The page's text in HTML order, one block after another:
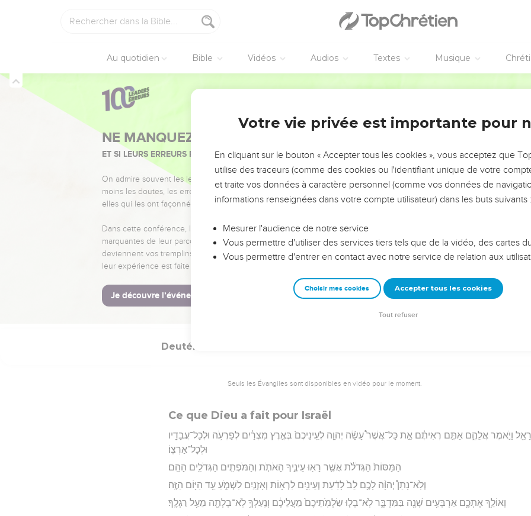
Au quotidien Bible Vidéos Audios Textes Musique
וְהִפְלָ֤א יְהוָה֙ אֶת־מַכֹּ֣תְךָ֔ וְאֵ֖ת מַכּ֣וֹת זַרְעֶ֑ךָ מַכּ֤וֹת גְּדֹלוֹת֙ וְנֶ֣אֱמָנ֔וֹת וָחֳלָיִ֥ם רָעִ֖ים וְנֶאֱמָנִֽים׃
וְנִסַּחְתֶּם֙ מֵעַ֣ל הָֽאֲדָמָ֔ה אֲשֶׁר־אַתָּ֥ה בָא־שָׁ֖מָּה לְרִשְׁתָּֽהּ׃
מִקְצֵ֥ה הָאָ֖רֶץ וְעַד־קְצֵ֣ה הָאָ֑רֶץ וְעָבַ֨דְתָּ שָּׁ֜ם אֱלֹהִ֣ים אֲחֵרִ֗ים אֲשֶׁ֧ר לֹא־יָדַ֛עְתָּ אַתָּ֥ה וַאֲבֹתֶ֖יךָ עֵ֥ץ וָאָֽבֶן׃
וּבַגּוֹיִ֤ם הָהֵם֙ לֹ֣א תַרְגִּ֔יעַ וְלֹא־יִהְיֶ֥ה מָנ֖וֹחַ לְכַף־רַגְלֶ֑ךָ וְנָתַן֩ יְהוָ֨ה לְךָ֥ שָׁם֙ לֵ֣ב רַגָּ֔ז וְכִלְי֥וֹן עֵינַ֖יִם וְדַֽאֲב֥וֹן נָֽפֶשׁ׃
וְהָי֣וּ חַיֶּ֔יךָ תְּלֻאִ֥ים לְךָ֖ מִנֶּ֑גֶד וּפָֽחַדְתָּ֙ לַ֣יְלָה וְיוֹמָ֔ם וְלֹ֥א תַאֲמִ֖ין בְּחַיֶּֽיךָ׃
מִֽי־יִתֵּ֣ן עֶ֔רֶב וּבָעֶ֥רֶב תֹּאמַ֖ר מִֽי־יִתֵּ֣ן בֹּ֑קֶר מִפַּ֤חַד לְבָֽבְךָ֙ אֲשֶׁ֣ר תִּפְחָ֔ד וּמִמַּרְאֵ֥ה עֵינֶ֖יךָ אֲשֶׁ֥ר תִּרְאֶֽה׃
בָּאֳנִיּוֹת֒ בַּדֶּ֙רֶךְ֙ אֲשֶׁ֣ר אָמַ֣רְתִּֽי לְךָ֔ לֹא־תֹסִ֥יף ע֖וֹד לִרְאֹתָ֑הּ וְהִתְמַכַּרְתֶּ֨ם שָׁ֧ם לְאֹיְבֶ֛יךָ לַעֲבָדִ֥ים וְלִשְׁפָח֖וֹת
DERNIER DISCOURS DE MOÏSE
אֲ‍ֽשֶׁר־צִוָּ֧ה יְהוָ֣ה אֶת־מֹשֶׁ֗ה לִכְרֹ֛ת אֶת־בְּנֵ֥י יִשְׂרָאֵ֖ל בְּאֶ֣רֶץ מוֹאָ֑ב מִלְּבַ֣ד הַבְּרִ֔ית אֲשֶׁר־כָּרַ֥ת אִתָּ֖ם בְּחֹרֵֽב׃
Hébreu : © Westminster Leningrad Codex - tanach.us --- Grec : © 2010 by the Society of Biblical Literature and
Deutéronome
Seuls les Évangiles sont disponibles en vidéo pour le moment.
Ce que Dieu a fait pour Israël
וַיֹּ֣אמֶר אֲלֵהֶ֑ם אַתֶּ֣ם רְאִיתֶ֗ם אֵ֣ת כָּל־אֲשֶׁר֩ עָשָׂ֨ה יְהוָ֤ה לְעֵֽינֵיכֶם֙ בְּאֶ֣רֶץ מִצְרַ֔יִם לְפַרְעֹ֥ה וּלְכָל־עֲבָדָ֖יו
וּלְכָל־אַרְצֽוֹ׃
הַמַּסּוֹת֙ הַגְּדֹלֹ֔ת אֲשֶׁ֥ר רָא֖וּ עֵינֶ֑יךָ הָאֹתֹ֧ת וְהַמֹּפְתִ֛ים הַגְּדֹלִ֖ים הָהֵֽם׃
וְלֹֽא־נָתַן֩ יְהוָ֨ה לָכֶ֥ם לֵב֙ לָדַ֔עַת וְעֵינַ֥יִם לִרְא֖וֹת וְאָזְנַ֣יִם לִשְׁמֹ֑עַ עַ֖ד הַיּ֥וֹם הַזֶּֽה׃
וָאוֹלֵ֥ךְ אֶתְכֶ֛ם אַרְבָּעִ֥ים שָׁנָ֖ה בַּמִּדְבָּ֑ר לֹֽא־בָל֤וּ שַׂלְמֹֽתֵיכֶם֙ מֵעֲלֵיכֶ֔ם וְנַֽעַלְךָ֥ לֹֽא־בָלְתָ֖ה מֵעַ֥ל רַגְלֶֽךָ׃
Votre vie privée est importante pour
En cliquant sur le bouton « Accepter tous les cookies », vous acceptez que
utilise des traceurs (comme des cookies ou l'identifiant unique de votre
et traite vos données à caractère personnel (comme vos données de
informations renseignées dans votre compte utilisateur) dans les buts suivants :
Mesurer l'audience de notre service
Vous permettre d'utiliser des services tiers tels que de la vidéo, des cartes
Vous permettre d'entrer en contact avec notre service de relation aux
Choisir mes cookies Accepter tous les cookies
Tout refuser